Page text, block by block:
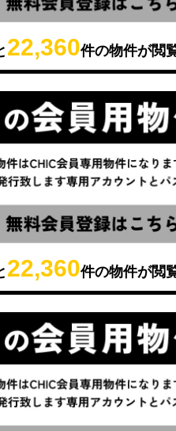
22,360件の物件が閲
22,360件の物件が閲